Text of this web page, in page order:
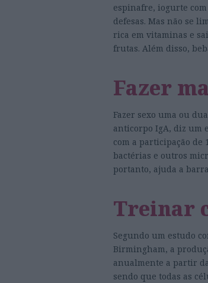
espinafre, iogurte
defesas. Mas não se
rica em vitaminas e
frutas. Além disso,
Fazer
Fazer sexo uma ou
anticorpo IgA, diz um
com a participação de
bactérias e outros
portanto, ajuda a
Treinar
Segundo um estudo
Birmingham, a
anualmente a partir
sendo que todas as